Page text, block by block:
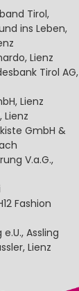
Tirol,
ins Leben,
Lienz
Tirol AG,
Lienz
Lienz
GmbH &
V.a.G.,
Fashion
Assling
Lienz